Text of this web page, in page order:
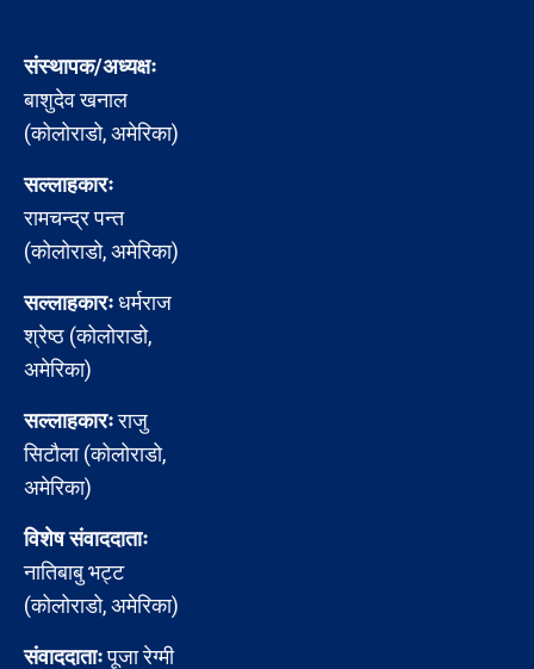
संस्थापक/अध्यक्षः
बाशुदेव खनाल
(कोलोराडो, अमेरिका)
सल्लाहकारः
रामचन्द्र पन्त
(कोलोराडो, अमेरिका)
सल्लाहकारःधर्मराज
श्रेष्ठ (कोलोराडो,
अमेरिका)
सल्लाहकारःराजु
सिटौला (कोलोराडो,
अमेरिका)
विशेष संवाददाताः
नातिबाबु भट्ट
(कोलोराडो, अमेरिका)
संवाददाताःपूजा रेग्मी